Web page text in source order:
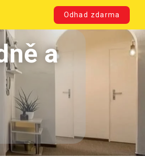
Odhad zdarma
a